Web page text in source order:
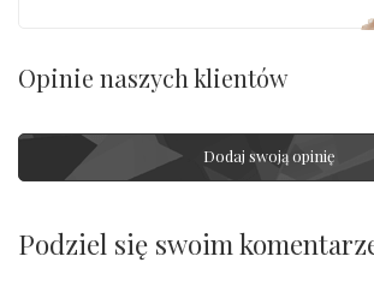
Opinie naszych klientów
Dodaj swoją opinię
Podziel się swoim